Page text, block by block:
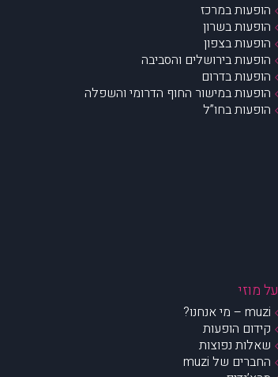
הופעות במרכז
הופעות בשרון
הופעות בצפון
הופעות בירושלים והסביבה
הופעות בדרום
הופעות במישור החוף הדרומי והשפלה
הופעות בחו”ל
על מוזי
muzi – מי אנחנו?
קידום הופעות
שאלות נפוצות
החברים של muzi